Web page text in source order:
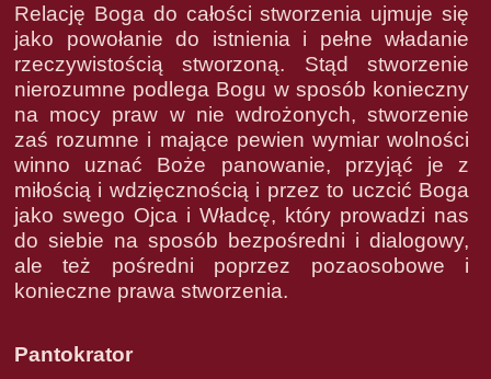
Relację Boga do całości stworzenia ujmuje się
jako powołanie do istnienia i pełne władanie
rzeczywistością stworzoną. Stąd stworzenie
nierozumne podlega Bogu w sposób konieczny
na mocy praw w nie wdrożonych, stworzenie
zaś rozumne i mające pewien wymiar wolności
winno uznać Boże panowanie, przyjąć je z
miłością i wdzięcznością i przez to uczcić Boga
jako swego Ojca i Władcę, który prowadzi nas
do siebie na sposób bezpośredni i dialogowy,
ale też pośredni poprzez pozaosobowe i
konieczne prawa stworzenia.
Pantokrator